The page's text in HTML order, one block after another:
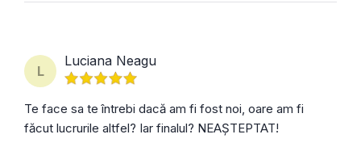
L
Luciana Neagu
Te face sa te întrebi dacă am fi fost noi, oare am fi
făcut lucrurile altfel? Iar finalul? NEAȘTEPTAT!